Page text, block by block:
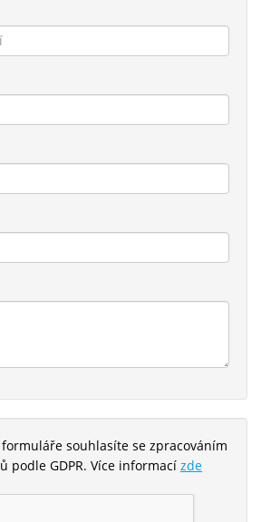
souhlasíte se zpracováním
podle GDPR. Více informací zde